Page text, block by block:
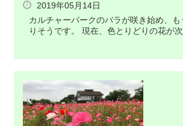
2019年05月14日
カルチャーパークのバラが咲き始め、
りそうです。 現在、色とりどりの花が